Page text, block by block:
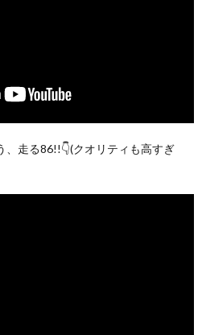
、走る86!!👇(クオリティも高すぎ